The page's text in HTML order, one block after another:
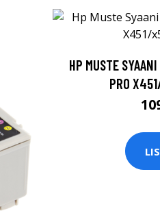
HP MUSTE
PRO